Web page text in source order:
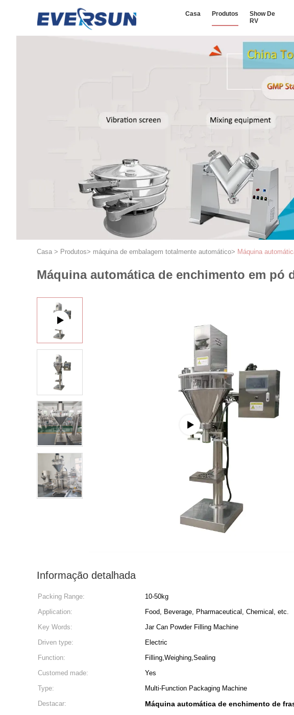
Casa Produtos
Show De
RV
Casa > Produtos> máquina de embalagem totalmente automático> Máquina
Máquina automática de enchimento em pó
Informação detalhada
Packing Range: 10-50kg
Application:
Food, Beverage, Pharmaceutical, Chemical, etc.
Key Words:
Jar Can Powder Filling Machine
Driven type:
Electric
Function:
Filling,Weighing,Sealing
Customed made:
Yes
Type:
Multi-Function Packaging Machine
Destacar:
Máquina automática de enchimento de